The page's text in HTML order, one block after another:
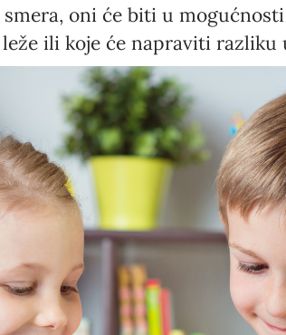
oni će biti u
ili koje će napraviti